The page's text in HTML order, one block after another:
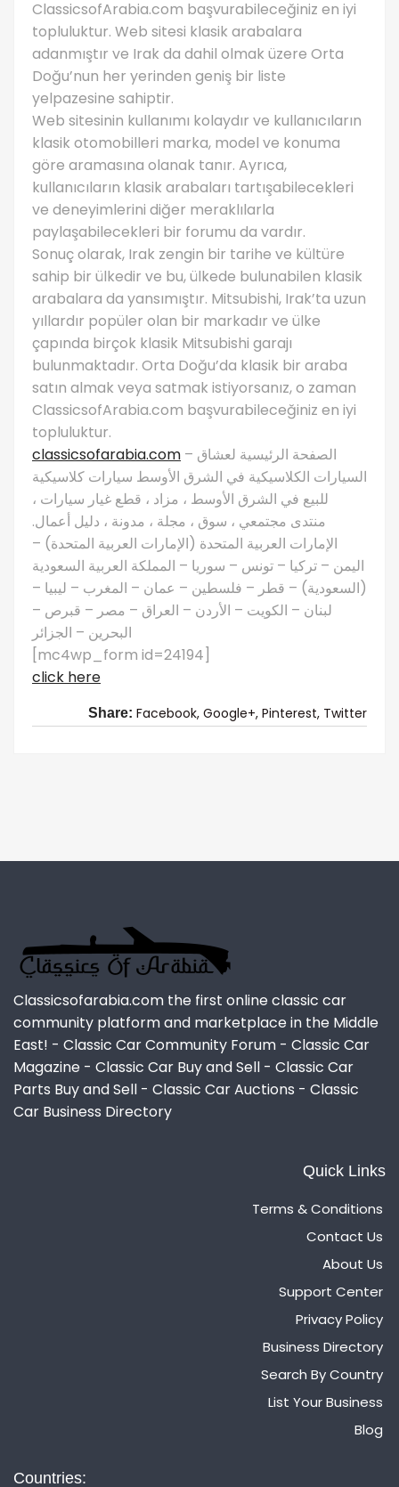
ClassicsofArabia.com başvurabileceğiniz en iyi
topluluktur. Web sitesi klasik arabalara
adanmıştır ve Irak da dahil olmak üzere Orta
Doğu’nun her yerinden geniş bir liste
yelpazesine sahiptir.
Web sitesinin kullanımı kolaydır ve kullanıcıların
klasik otomobilleri marka, model ve konuma
göre aramasına olanak tanır. Ayrıca,
kullanıcıların klasik arabaları tartışabilecekleri
ve deneyimlerini diğer meraklılarla
paylaşabilecekleri bir forumu da vardır.
Sonuç olarak, Irak zengin bir tarihe ve kültüre
sahip bir ülkedir ve bu, ülkede bulunabilen klasik
arabalara da yansımıştır. Mitsubishi, Irak’ta uzun
yıllardır popüler olan bir markadır ve ülke
çapında birçok klasik Mitsubishi garajı
bulunmaktadır. Orta Doğu’da klasik bir araba
satın almak veya satmak istiyorsanız, o zaman
ClassicsofArabia.com başvurabileceğiniz en iyi
topluluktur.
classicsofarabia.com – الصفحة الرئيسية لعشاق
السيارات الكلاسيكية في الشرق الأوسط سيارات كلاسيكية
للبيع في الشرق الأوسط ، مزاد ، قطع غيار سيارات ،
منتدى مجتمعي ، سوق ، مجلة ، مدونة ، دليل أعمال.
الإمارات العربية المتحدة (الإمارات العربية المتحدة) –
اليمن – تركيا – تونس – سوريا – المملكة العربية السعودية
(السعودية) – قطر – فلسطين – عمان – المغرب – ليبيا –
لبنان – الكويت – الأردن – العراق – مصر – قبرص –
البحرين – الجزائر
[mc4wp_form id=24194]
click here
Share: Facebook, Google+, Pinterest, Twitter
Classicsofarabia.com the first online classic car
community platform and marketplace in the Middle
East! - Classic Car Community Forum - Classic Car
Magazine - Classic Car Buy and Sell - Classic Car
Parts Buy and Sell - Classic Car Auctions - Classic
Car Business Directory
Quick Links
Terms & Conditions
Contact Us
About Us
Support Center
Privacy Policy
Business Directory
Search By Country
List Your Business
Blog
Countries: